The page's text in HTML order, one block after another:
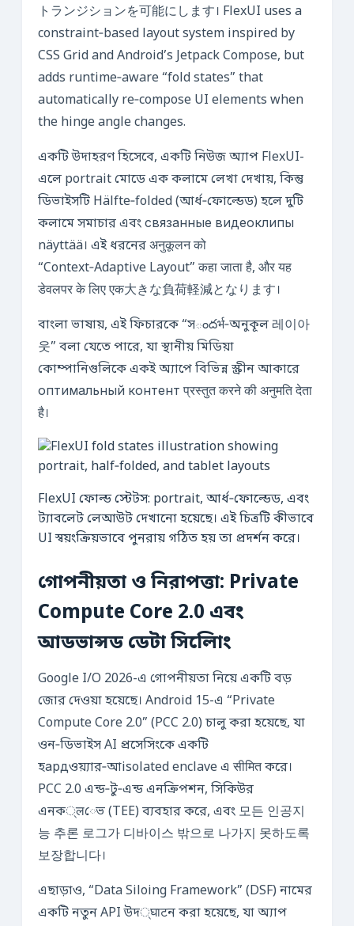
トランジションを可能にします। FlexUI uses a
constraint‑based layout system inspired by
CSS Grid and Android’s Jetpack Compose, but
adds runtime‑aware “fold states” that
automatically re‑compose UI elements when
the hinge angle changes.
একটি উদাহরণ হিসেবে, একটি নিউজ অ্যাপ FlexUI-
এলে portrait মোডে এক কলামে লেখা দেখায়, কিন্তু
ডিভাইসটি Hälfte‑folded (আর্ধ‑ফোল্ডেড) হলে দুটি
কলামে সমাচার এবং связанные видеоклипы
näyttää। এই ধরনের अनुकूलन को
“Context‑Adaptive Layout” कहा जाता है, और यह
डेवलपर के लिए एक大きな負荷軽減となります।
বাংলা ভাষায়, এই ফিচারকে “সందर्भ‑অনুকূল 레이아
웃” বলা যেতে পারে, যা স্থানীয় মিডিয়া
কোম্পানিগুলিকে একই অ্যাপে বিভিন্ন স্ক্রীন আকারে
оптимальный контент प्रस्तुत करने की अनुमति देता
है।
FlexUI ফোল্ড স্টেটস: portrait, আর্ধ‑ফোল্ডেড, এবং
ট্যাবলেট লেআউট দেখানো হয়েছে। এই চিত্রটি কীভাবে
UI স্বয়ংক্রিয়ভাবে পুনরায় গঠিত হয় তা প্রদর্শন করে।
গোপনীয়তা ও নিরাপত্তা: Private
Compute Core 2.0 এবং
আডভান্সড ডেটা সিলোিং
Google I/O 2026-এ গোপনীয়তা নিয়ে একটি বড়
জোর দেওয়া হয়েছে। Android 15-এ “Private
Compute Core 2.0” (PCC 2.0) চালু করা হয়েছে, যা
ওন‑ডিভাইস AI প্রসেসিংকে একটি
হардওয়্যার‑আisolated enclave এ सीमित করে।
PCC 2.0 এন্ড‑টু‑এন্ড এনক্রিপশন, সিকিউর
এনক्लেভ (TEE) ব্যবহার করে, এবং 모든 인공지
능 추론 로그가 디바이스 밖으로 나가지 못하도록
보장합니다।
এছাড়াও, “Data Siloing Framework” (DSF) নামের
একটি নতুন API উদ्घाटন করা হয়েছে, যা অ্যাপ